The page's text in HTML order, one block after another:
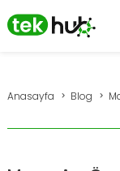
Anasayfa Blog